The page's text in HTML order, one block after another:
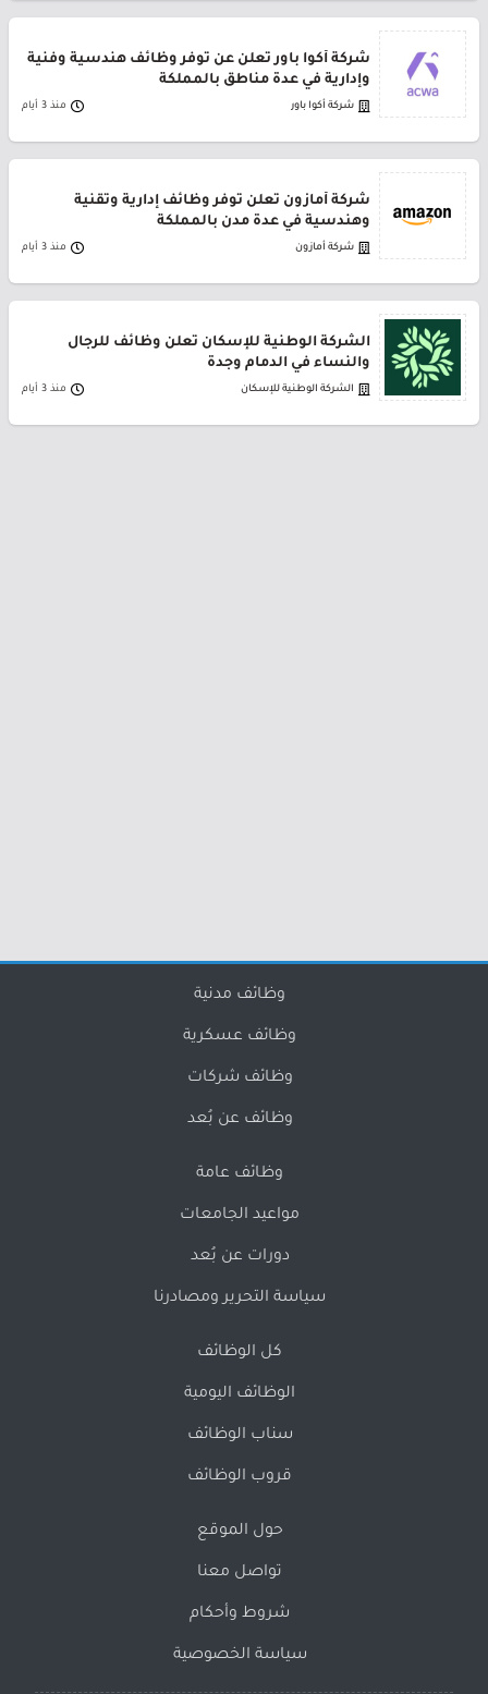
شركة أكوا باور تعلن عن توفر وظائف هندسية وفنية
وإدارية في عدة مناطق بالمملكة
شركة أكوا باور منذ 3 أيام
شركة أمازون تعلن توفر وظائف إدارية وتقنية
وهندسية في عدة مدن بالمملكة
شركة أمازون منذ 3 أيام
الشركة الوطنية للإسكان تعلن وظائف للرجال
والنساء في الدمام وجدة
الشركة الوطنية للإسكان منذ 3 أيام
وظائف مدنية
وظائف عسكرية
وظائف شركات
وظائف عن بُعد
وظائف عامة
مواعيد الجامعات
دورات عن بُعد
سياسة التحرير ومصادرنا
كل الوظائف
الوظائف اليومية
سناب الوظائف
قروب الوظائف
حول الموقع
تواصل معنا
شروط وأحكام
سياسة الخصوصية